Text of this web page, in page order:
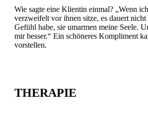
Wie sagte eine Klientin einmal? „Wenn
verzweifelt vor ihnen sitze, es dauert nicht
Gefühl habe, sie umarmen meine Seele.
mir besser.“ Ein schöneres Kompliment
vorstellen.
THERAPIE